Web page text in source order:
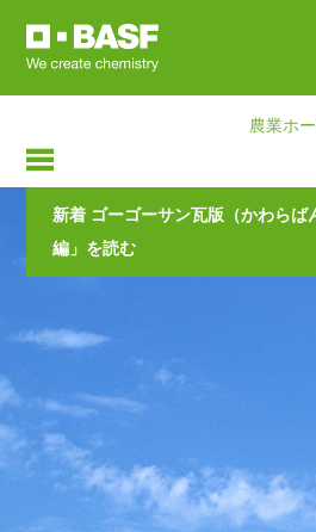
農業ホ
新着 ゴーゴーサン瓦版（かわらば
編」を読む